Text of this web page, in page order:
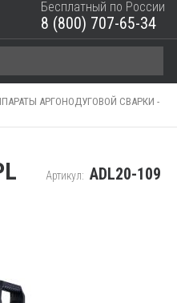
Бесплатный по России
8 (800) 707-65-34
АРГОНОДУГОВОЙ СВАРКИ -
Артикул: ADL20-109
ЗАКРЫТЬ КОРЗИНУ